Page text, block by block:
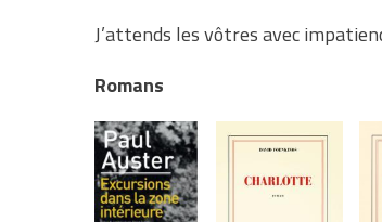
J’attends les vôtres avec
Romans